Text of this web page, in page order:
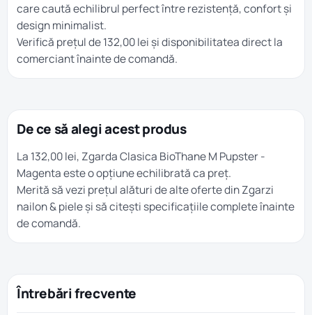
care caută echilibrul perfect între rezistență, confort și
design minimalist.
Verifică prețul de 132,00 lei și disponibilitatea direct la
comerciant înainte de comandă.
De ce să alegi acest produs
La 132,00 lei, Zgarda Clasica BioThane M Pupster -
Magenta este o opțiune echilibrată ca preț.
Merită să vezi prețul alături de alte oferte dinZgarzi
nailon & pieleși să citești specificațiile complete înainte
de comandă.
Întrebări frecvente